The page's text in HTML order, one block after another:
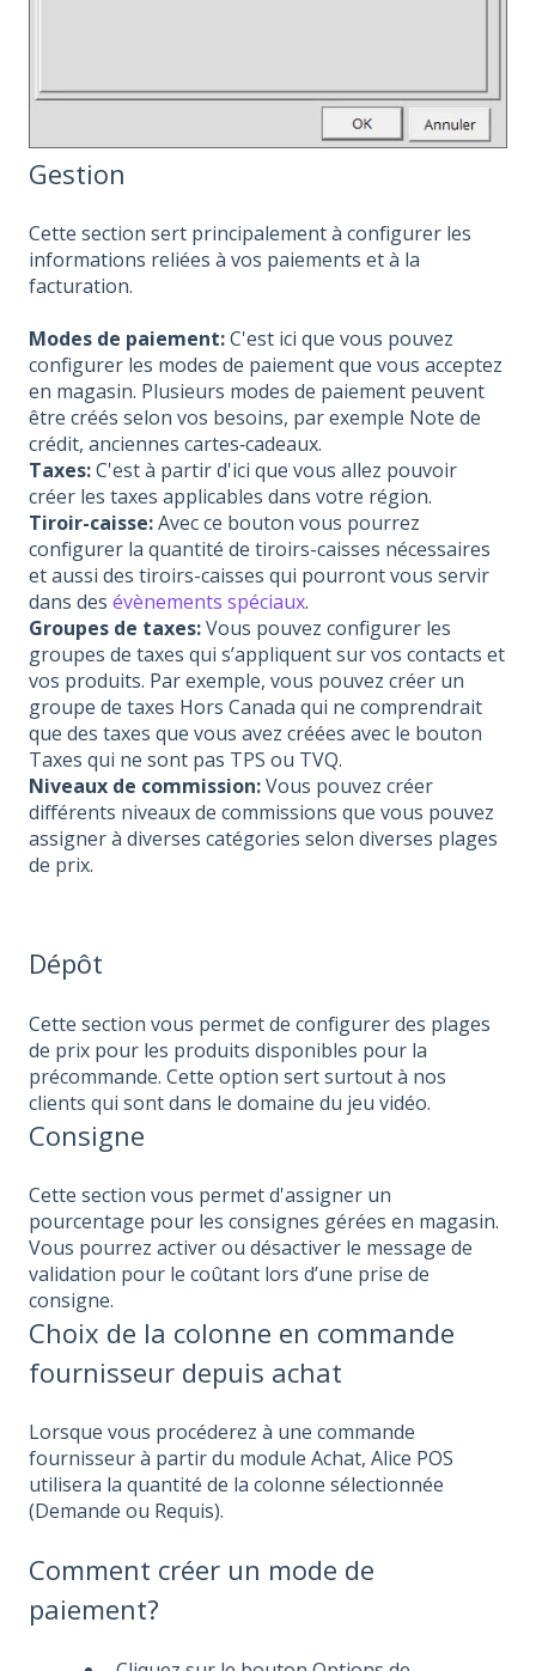
Gestion
Cette section sert principalement à configurer les
informations reliées à vos paiements et à la
facturation.
Modes de paiement:C'est ici que vous pouvez
configurer les modes de paiement que vous acceptez
en magasin. Plusieurs modes de paiement peuvent
être créés selon vos besoins, par exemple Note de
crédit, anciennes cartes‑cadeaux.
Taxes:C'est à partir d'ici que vous allez pouvoir
créer les taxes applicables dans votre région.
Tiroir-caisse:Avec ce bouton vous pourrez
configurer la quantité de tiroirs-caisses nécessaires
et aussi des tiroirs-caisses qui pourront vous servir
dans des évènements spéciaux.
Groupes de taxes:Vous pouvez configurer les
groupes de taxes qui s’appliquent sur vos contacts et
vos produits. Par exemple, vous pouvez créer un
groupe de taxes Hors Canada qui ne comprendrait
que des taxes que vous avez créées avec le bouton
Taxes qui ne sont pas TPS ou TVQ.
Niveaux de commission:Vous pouvez créer
différents niveaux de commissions que vous pouvez
assigner à diverses catégories selon diverses plages
de prix.
Dépôt
Cette section vous permet de configurer des plages
de prix pour les produits disponibles pour la
précommande. Cette option sert surtout à nos
clients qui sont dans le domaine du jeu vidéo.
Consigne
Cette section vous permet d'assigner un
pourcentage pour les consignes gérées en magasin.
Vous pourrez activer ou désactiver le message de
validation pour le coûtant lors d’une prise de
consigne.
Choix de la colonne en commande
fournisseur depuis achat
Lorsque vous procéderez à une commande
fournisseur à partir du module Achat, Alice POS
utilisera la quantité de la colonne sélectionnée
(Demande ou Requis).
Comment créer un mode de
paiement?